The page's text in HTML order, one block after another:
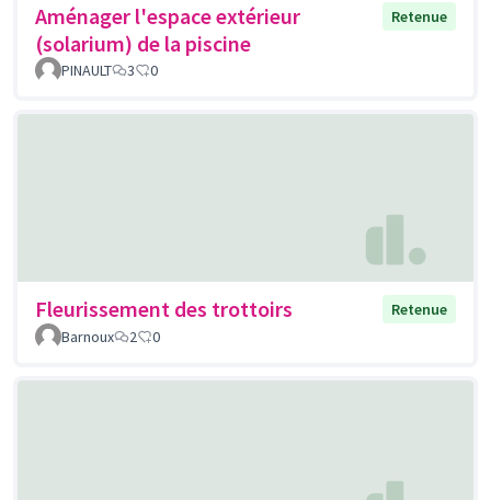
Aménager l'espace extérieur
(solarium) de la piscine
Retenue
PINAULT 3 0
Fleurissement des trottoirs
Retenue
Barnoux
2 0